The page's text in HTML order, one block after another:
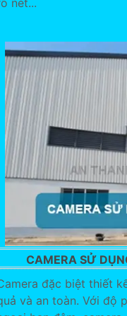
nét...
CAMERA SỬ
đặc biệt thiết
và an toàn. Với độ